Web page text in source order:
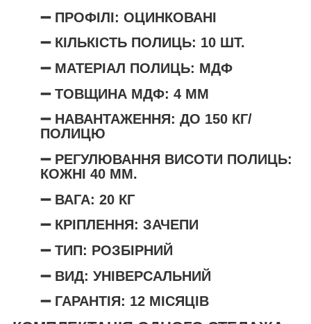
➖ ПРОФІЛІ: ОЦИНКОВАНІ
➖ КІЛЬКІСТЬ ПОЛИЦЬ: 10 ШТ.
➖ МАТЕРІАЛ ПОЛИЦЬ: МДФ
➖ ТОВЩИНА МДФ: 4 ММ
➖ НАВАНТАЖЕННЯ: ДО 150 КГ/
ПОЛИЦЮ
➖РЕГУЛЮВАННЯ ВИСОТИ ПОЛИЦЬ:
КОЖНІ 40 ММ.
➖ ВАГА: 20 КГ
➖ КРІПЛЕННЯ: ЗАЧЕПИ
➖ ТИП: РОЗБІРНИЙ
➖ ВИД: УНІВЕРСАЛЬНИЙ
➖ ГАРАНТІЯ: 12 МІСЯЦІВ